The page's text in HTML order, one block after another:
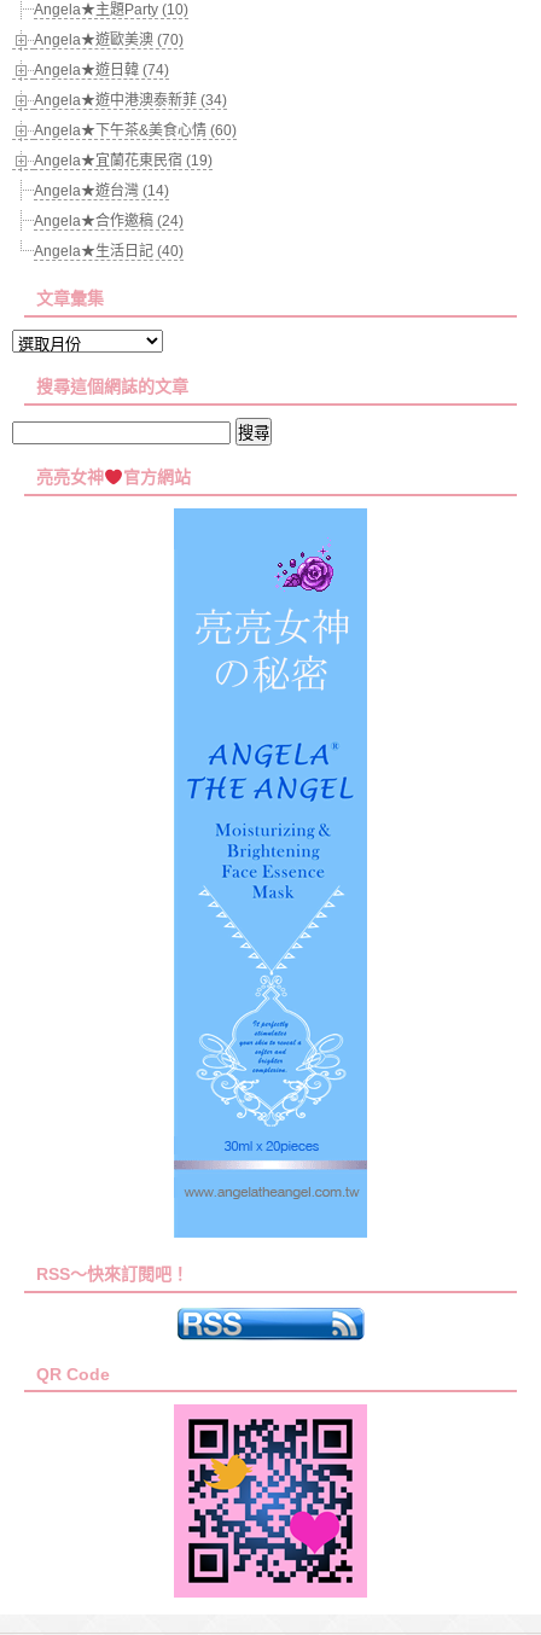
Angela★主題Party (10)
Angela★遊歐美澳 (70)
Angela★遊日韓 (74)
Angela★遊中港澳泰新菲 (34)
Angela★下午茶&美食心情 (60)
Angela★宜蘭花東民宿 (19)
Angela★遊台灣 (14)
Angela★合作邀稿 (24)
Angela★生活日記 (40)
文章彙集
文
彙
搜尋這個網誌的文章
關
亮亮女神 官方網站
RSS～快來訂閱吧！
QR Code